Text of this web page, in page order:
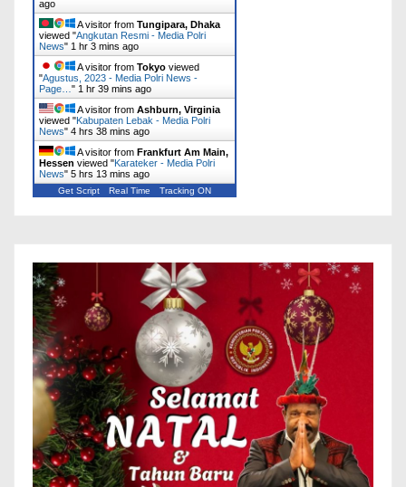
ago
A visitor from Tungipara, Dhaka
viewed "Angkutan Resmi - Media Polri
News" 1 hr 3 mins ago
A visitor from Tokyo viewed
"Agustus, 2023 - Media Polri News -
Page… " 1 hr 39 mins ago
A visitor from Ashburn, Virginia
viewed "Kabupaten Lebak - Media Polri
News" 4 hrs 38 mins ago
A visitor from Frankfurt Am Main,
Hessen viewed "Karateker - Media Polri
News" 5 hrs 13 mins ago
Get Script Real Time Tracking ON